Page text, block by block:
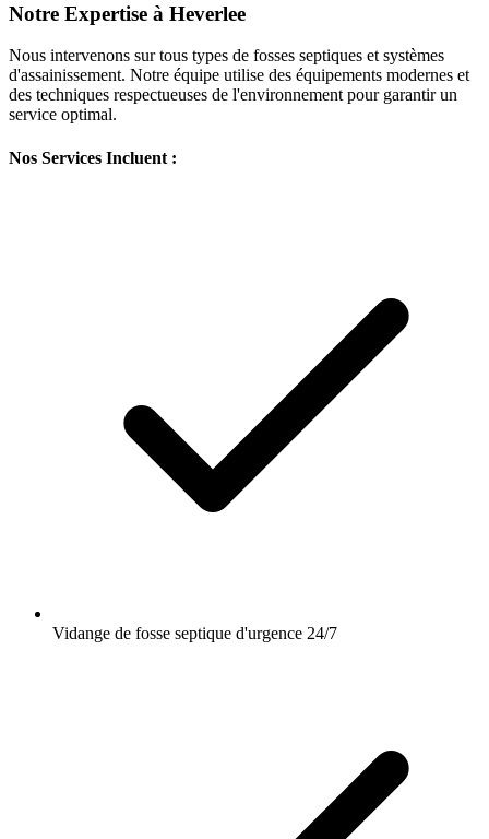
Notre Expertise à Heverlee
Nous intervenons sur tous types de fosses septiques et systèmes
d'assainissement. Notre équipe utilise des équipements modernes et
des techniques respectueuses de l'environnement pour garantir un
service optimal.
Nos Services Incluent :
Vidange de fosse septique d'urgence 24/7